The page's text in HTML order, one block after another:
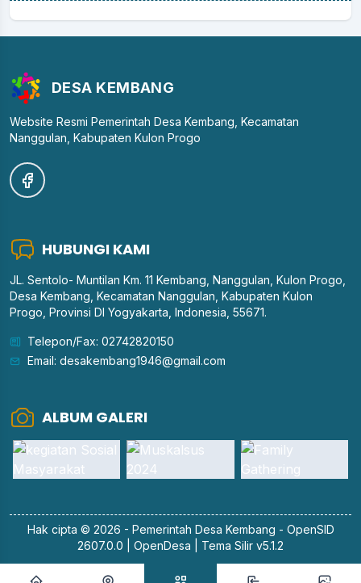
DESA KEMBANG
Website Resmi Pemerintah Desa Kembang, Kecamatan
Nanggulan, Kabupaten Kulon Progo
HUBUNGI KAMI
JL. Sentolo- Muntilan Km. 11 Kembang, Nanggulan, Kulon Progo,
Desa Kembang, Kecamatan Nanggulan, Kabupaten Kulon
Progo, Provinsi DI Yogyakarta, Indonesia, 55671.
Telepon/Fax: 02742820150
Email: desakembang1946@gmail.com
ALBUM GALERI
Hak cipta © 2026 - Pemerintah Desa Kembang - OpenSID
2607.0.0
OpenDesa Tema Silir v5.1.2